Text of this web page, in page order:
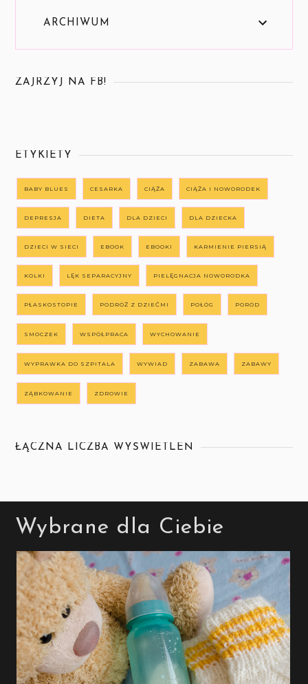
ARCHIWUM
ZAJRZYJ NA FB!
ETYKIETY
BABY BLUES CESARKA CIĄŻA CIĄŻA I NOWORODEK
DEPRESJA DIETA DLA DZIECI DLA DZIECKA
DZIECI W SIECI EBOOK EBOOKI KARMIENIE PIERSIĄ
KOLKI LĘK SEPARACYJNY PIELĘGNACJA NOWORODKA
PŁASKOSTOPIE PODRÓŻ Z DZIEĆMI POŁÓG PORÓD
SMOCZEK WSPÓŁPRACA WYCHOWANIE
WYPRAWKA DO SZPITALA WYWIAD ZABAWA ZABAWY
ZĄBKOWANIE ZDROWIE
ŁĄCZNA LICZBA WYŚWIETLEŃ
Wybrane dla Ciebie